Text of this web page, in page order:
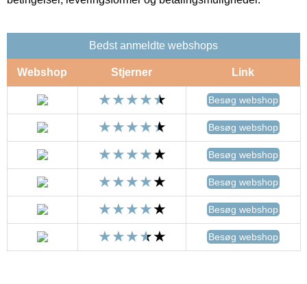
Bedst anmeldte webshops
Webshop Stjerner Link
Besøg webshop
Besøg webshop
Besøg webshop
Besøg webshop
Besøg webshop
Besøg webshop